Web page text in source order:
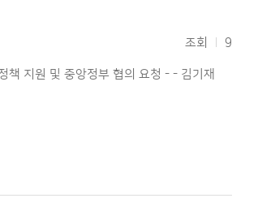
책 지원 및 중앙정부 협의 요청 - - 김기재
조회 9